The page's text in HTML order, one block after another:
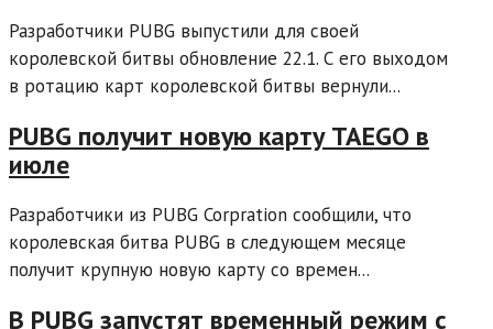
Разработчики PUBG выпустили для своей
королевской битвы обновление 22.1. С его выходом
в ротацию карт королевской битвы вернули...
PUBG получит новую карту TAEGO в
июле
Разработчики из PUBG Corpration сообщили, что
королевская битва PUBG в следующем месяце
получит крупную новую карту со времен...
В PUBG запустят временный режим с